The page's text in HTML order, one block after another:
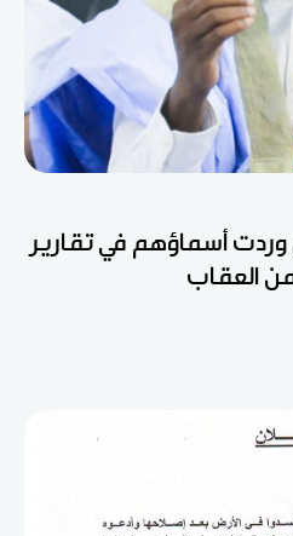
أسماؤهم في تقارير
العقاب